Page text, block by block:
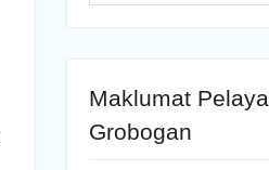
Maklumat
Grobogan